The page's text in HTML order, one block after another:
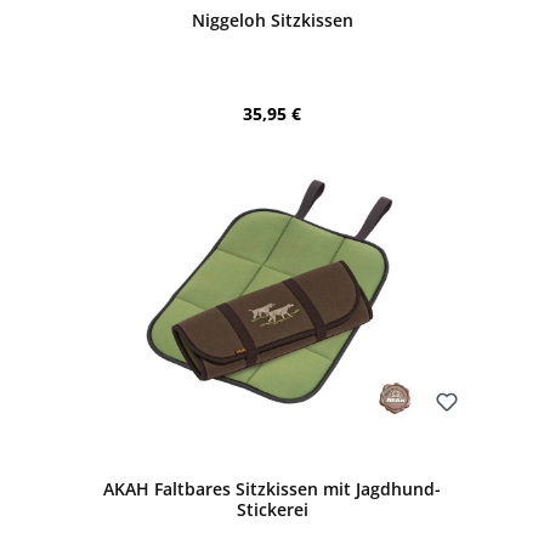
Niggeloh Sitzkissen
Regulärer Preis:
35,95 €
AKAH Faltbares Sitzkissen mit Jagdhund-
Stickerei